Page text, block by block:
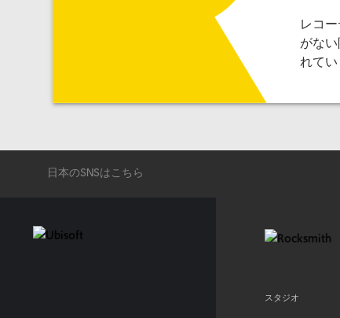
レコ
がな
れてい
日本のSNSはこちら
スタジオ